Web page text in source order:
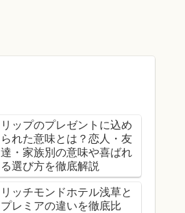
リップのプレゼントに込め
られた意味とは？恋人・友
達・家族別の意味や喜ばれ
る選び方を徹底解説
リッチモンドホテル浅草と
プレミアの違いを徹底比